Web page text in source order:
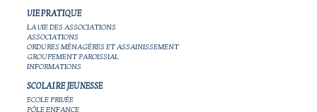
VIE PRATIQUE
LA VIE DES ASSOCIATIONS
ASSOCIATIONS
ORDURES MÉNAGÈRES ET ASSAINISSEMENT
GROUPEMENT PAROISSIAL
INFORMATIONS
SCOLAIRE JEUNESSE
ECOLE PRIVÉE
PÔLE ENFANCE